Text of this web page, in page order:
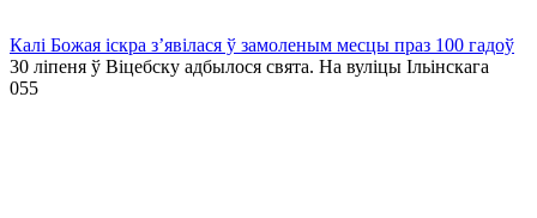
Калі Божая іскра з’явілася ў замоленым месцы праз 100 гадоў
30 ліпеня ў Віцебску адбылося свята. На вуліцы Ільінскага
055